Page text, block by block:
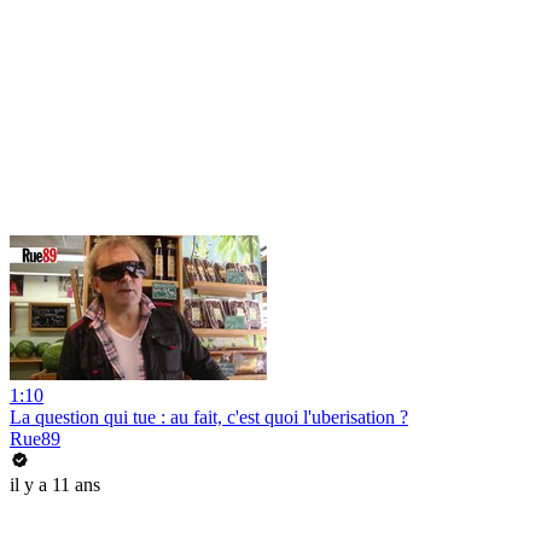
1:10
La question qui tue : au fait, c'est quoi l'uberisation ?
Rue89
il y a 11 ans